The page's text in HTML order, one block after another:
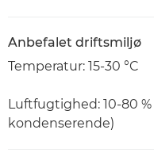
Anbefalet driftsmiljø
Temperatur: 15-30 °C
Luftfugtighed: 10-80
kondenserende)